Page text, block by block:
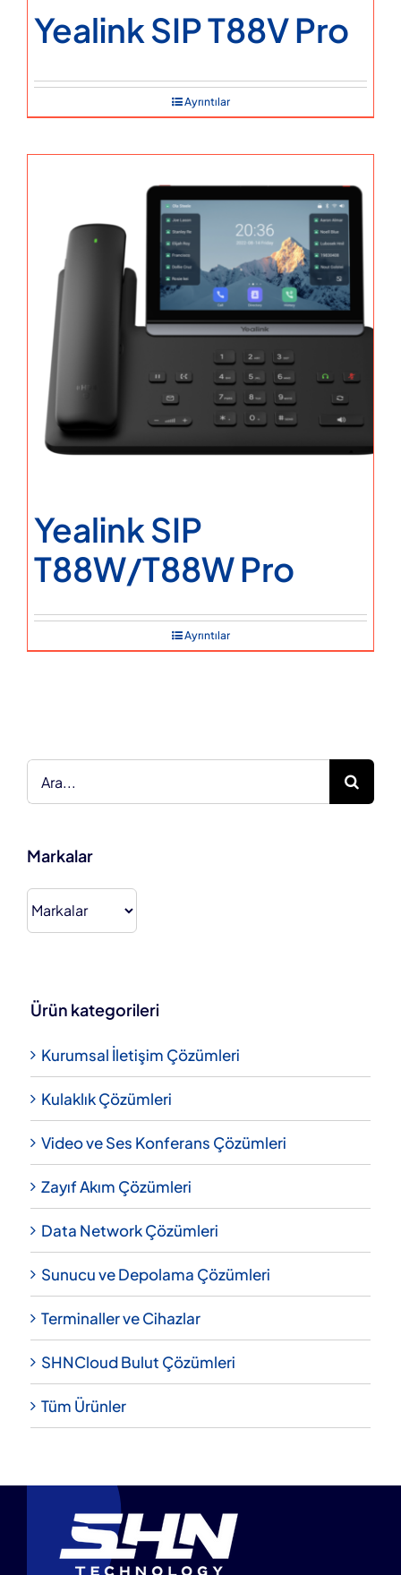
Yealink SIP T88V Pro
Ayrıntılar
Yealink SIP
T88W/T88W Pro
Ayrıntılar
Markalar
Ürün kategorileri
Kurumsal İletişim Çözümleri
Kulaklık Çözümleri
Video ve Ses Konferans Çözümleri
Zayıf Akım Çözümleri
Data Network Çözümleri
Sunucu ve Depolama Çözümleri
Terminaller ve Cihazlar
SHNCloud Bulut Çözümleri
Tüm Ürünler